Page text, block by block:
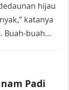
hijau
katanya
Buah-buah
Padi